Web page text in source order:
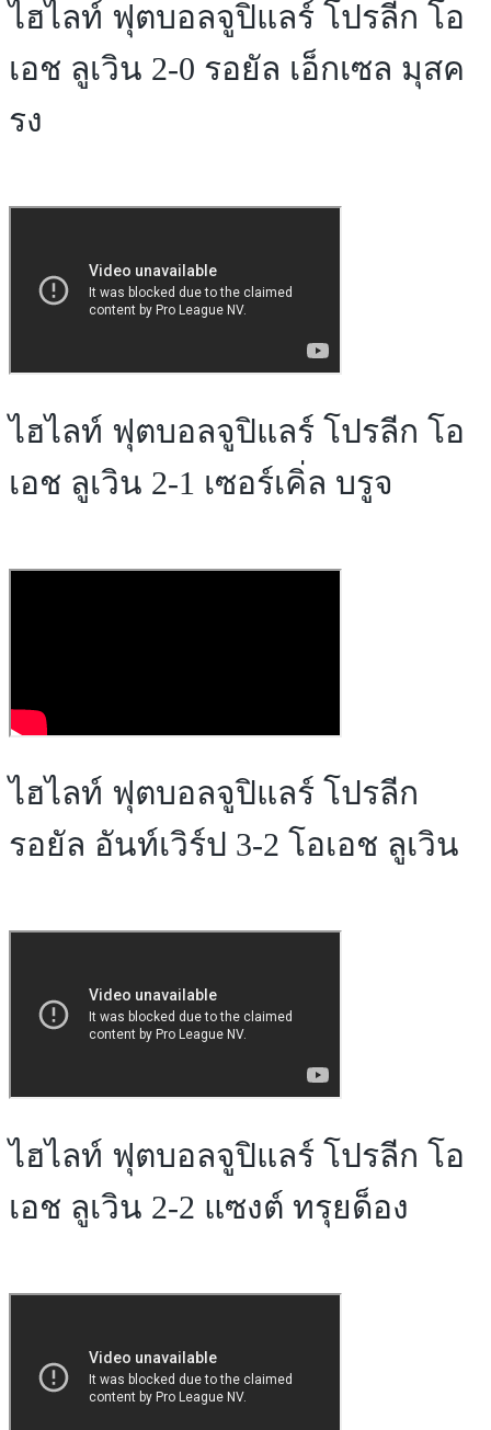
ไฮไลท์ ฟุตบอลจูปิแลร์ โปรลีก โอ
เอช ลูเวิน 2-0 รอยัล เอ็กเซล มุสค
รง
ไฮไลท์ ฟุตบอลจูปิแลร์ โปรลีก โอ
เอช ลูเวิน 2-1 เซอร์เคิ่ล บรูจ
ไฮไลท์ ฟุตบอลจูปิแลร์ โปรลีก
รอยัล อันท์เวิร์ป 3-2 โอเอช ลูเวิน
ไฮไลท์ ฟุตบอลจูปิแลร์ โปรลีก โอ
เอช ลูเวิน 2-2 แซงต์ ทรุยด็อง